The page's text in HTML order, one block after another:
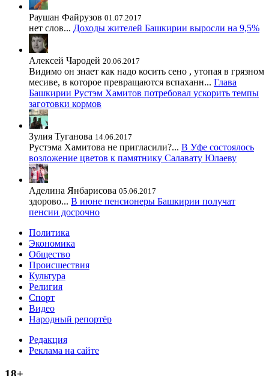
Раушан Файрузов 01.07.2017
нет слов... Доходы жителей Башкирии выросли на 9,5%
Алексей Чародей 20.06.2017
Видимо он знает как надо косить сено , утопая в грязном
месиве, в которое превращаются вспаханн... Глава
Башкирии Рустэм Хамитов потребовал ускорить темпы
заготовки кормов
Зулия Туганова 14.06.2017
Рустэма Хамитова не пригласили?... В Уфе состоялось
возложение цветов к памятнику Салавату Юлаеву
Аделина Янбарисова 05.06.2017
здорово... В июне пенсионеры Башкирии получат
пенсии досрочно
Политика
Экономика
Общество
Происшествия
Культура
Религия
Спорт
Видео
Народный репортёр
Редакция
Реклама на сайте